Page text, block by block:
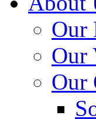
Our
Our
Our